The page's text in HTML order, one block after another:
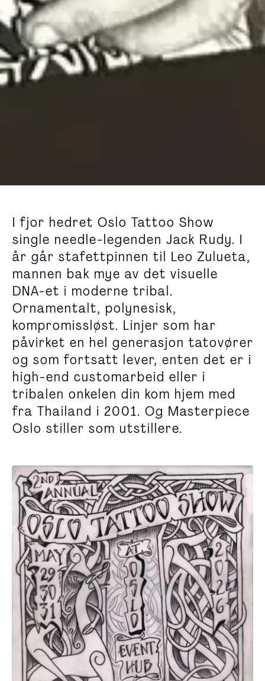
I fjor hedret Oslo Tattoo Show
single needle-legenden Jack Rudy. I
år går stafettpinnen til Leo Zulueta,
mannen bak mye av det visuelle
DNA-et i moderne tribal.
Ornamentalt, polynesisk,
kompromissløst. Linjer som har
påvirket en hel generasjon tatovører
og som fortsatt lever, enten det er i
high-end customarbeid eller i
tribalen onkelen din kom hjem med
fra Thailand i 2001. Og Masterpiece
Oslo stiller som utstillere.